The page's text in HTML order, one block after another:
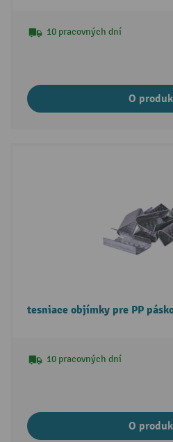
10 pracovných dní
O
tesniace objímky pre PP
10 pracovných dní
O